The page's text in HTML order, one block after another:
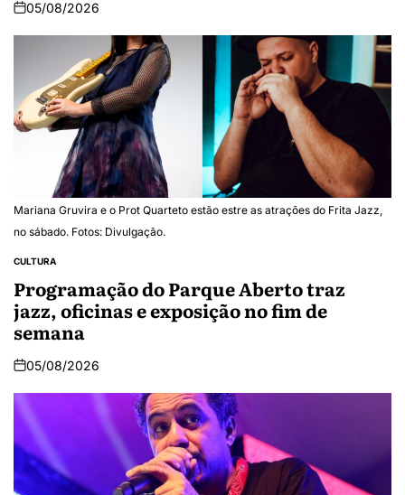
05/08/2026
Mariana Gruvira e o Prot Quarteto estão estre as atrações do Frita Jazz,
no sábado. Fotos: Divulgação.
CULTURA
Programação do Parque Aberto traz
jazz, oficinas e exposição no fim de
semana
05/08/2026